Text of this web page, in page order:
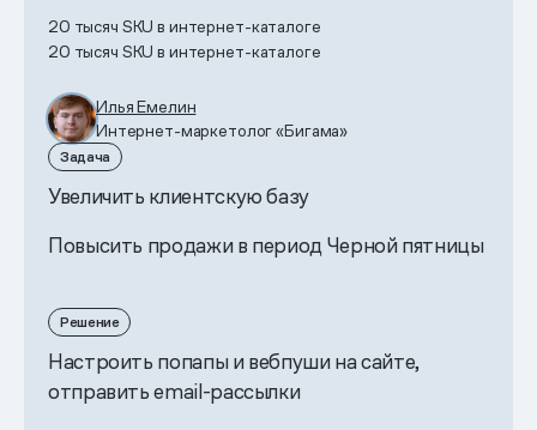
20 тысяч SKU в интернет-каталоге
20 тысяч SKU в интернет-каталоге
Илья Емелин
Интернет-маркетолог «Бигама»
Задача
Увеличить клиентскую базу
Повысить продажи в период Черной пятницы
Решение
Настроить попапы и вебпуши на сайте,
отправить email-рассылки